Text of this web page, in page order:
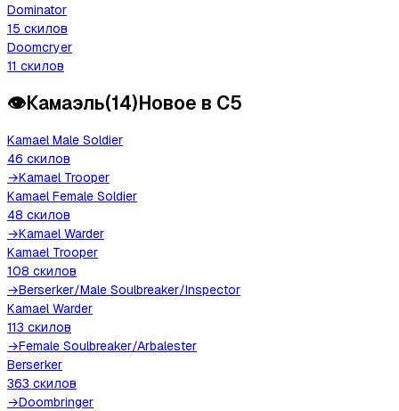
Dominator
15 скилов
Doomcryer
11 скилов
👁️Камаэль(14)Новое в C5
Kamael Male Soldier
46 скилов
→Kamael Trooper
Kamael Female Soldier
48 скилов
→Kamael Warder
Kamael Trooper
108 скилов
→Berserker/Male Soulbreaker/Inspector
Kamael Warder
113 скилов
→Female Soulbreaker/Arbalester
Berserker
363 скилов
→Doombringer